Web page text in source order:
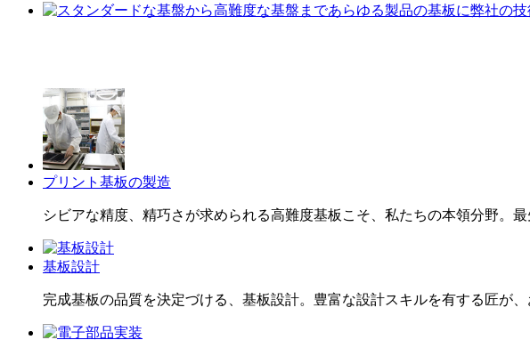
プリント基板の製造
シビアな精度、精巧さが求められる高難度基板こそ、私たちの本領分野。
基板設計
完成基板の品質を決定づける、基板設計。豊富な設計スキルを有する匠が